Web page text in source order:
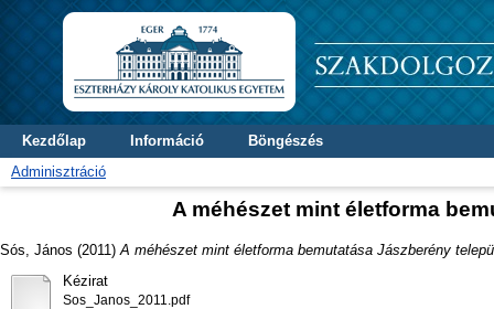
Kezdőlap Információ
Böngészés
Adminisztráció
A méhészet mint életforma
Sós, János (2011) A méhészet mint életforma bemutatása Jászberény
Kézirat
Sos_Janos_2011.pdf